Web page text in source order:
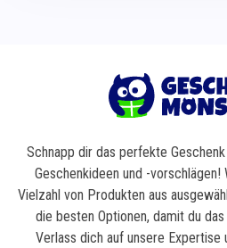
Schnapp dir das perfekte
Geschenkideen und -
Vielzahl von Produkten aus
die besten Optionen, damit du
Verlass dich auf unsere